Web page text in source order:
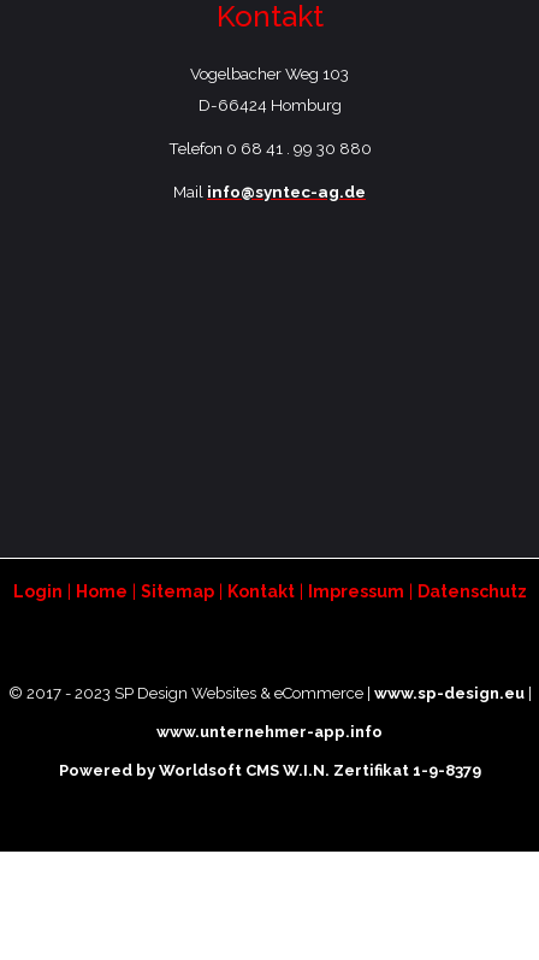
Kontakt
Vogelbacher Weg 103
​D-66424 Homburg
Telefon 0 68 41 . 99 30 880
Mail info@syntec-ag.de
Login Home Sitemap| Kontakt| Impressum Datenschutz
© 2017 - 2023 SP Design Websites & eCommerce | www.sp-design.eu
www.unternehmer-app.info
Powered by Worldsoft CMS W.I.N. Zertifikat 1-9-8379